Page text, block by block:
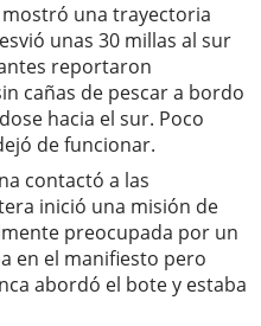
mostró una trayectoria
unas 30 millas al sur
reportaron
cañas de pescar a bordo
hacia el sur. Poco
de funcionar.
contactó a las
inició una misión de
preocupada por un
en el manifiesto pero
abordó el bote y estaba